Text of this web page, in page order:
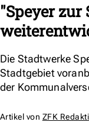
"Speyer zur
Die Stadtwerke
Stadtgebiet
der
Artikel von ZFK